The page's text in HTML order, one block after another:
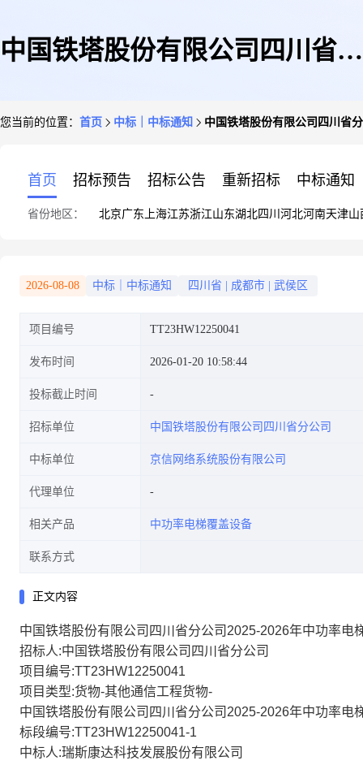
中国铁塔股份有限公司四川省分
您当前的位置： 首页 中标｜中标通知 中国铁塔股份有限公司四川省
首页 招标预告 招标公告 重新招标 中标通知
省份地区： 北京广东 上海江苏浙江山东湖北四川 河北河南天津山
2026-08-08 中标｜中标通知 四川省 成都市 武侯区
项目编号 TT23HW12250041
发布时间 2026-01-20 10:58:44
投标截止时间
招标单位 中国铁塔股份有限公司四川省分公司
中标单位 京信网络系统股份有限公司
代理单位
相关产品 中功率电梯覆盖设备
联系方式
正文内容
中国铁塔股份有限公司四川省分公司2025-2026年中功率电
招标人:中国铁塔股份有限公司四川省分公司
项目编号:TT23HW12250041
项目类型:货物-其他通信工程货物-
中国铁塔股份有限公司四川省分公司2025-2026年中功率电
标段编号:TT23HW12250041-1
中标人:瑞斯康达科技发展股份有限公司